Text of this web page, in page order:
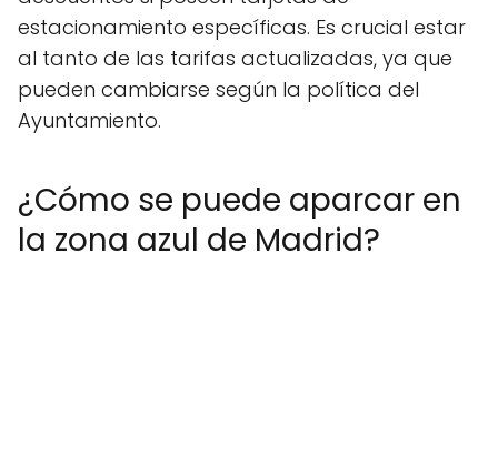
estacionamiento específicas. Es crucial estar
al tanto de las tarifas actualizadas, ya que
pueden cambiarse según la política del
Ayuntamiento.
¿Cómo se puede aparcar en
la zona azul de Madrid?